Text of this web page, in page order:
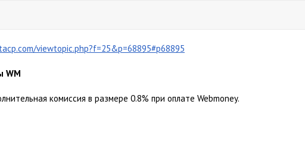
viewtopic.php?f=25&p=68895#p68895
WM
комиссия в размере 0.8% при оплате Webmoney.